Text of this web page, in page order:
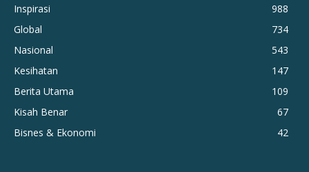
Inspirasi
988
Global
734
Nasional
543
Kesihatan
147
Berita Utama
109
Kisah Benar
67
Bisnes & Ekonomi
42